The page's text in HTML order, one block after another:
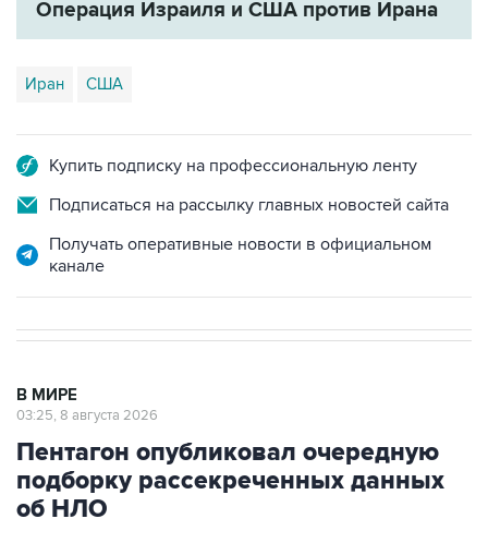
Операция Израиля и США против Ирана
Иран США
Купить подписку на профессиональную ленту
Подписаться на рассылку главных новостей сайта
Получать оперативные новости в официальном
канале
В МИРЕ
03:25, 8 августа 2026
Пентагон опубликовал очередную
подборку рассекреченных данных
об НЛО